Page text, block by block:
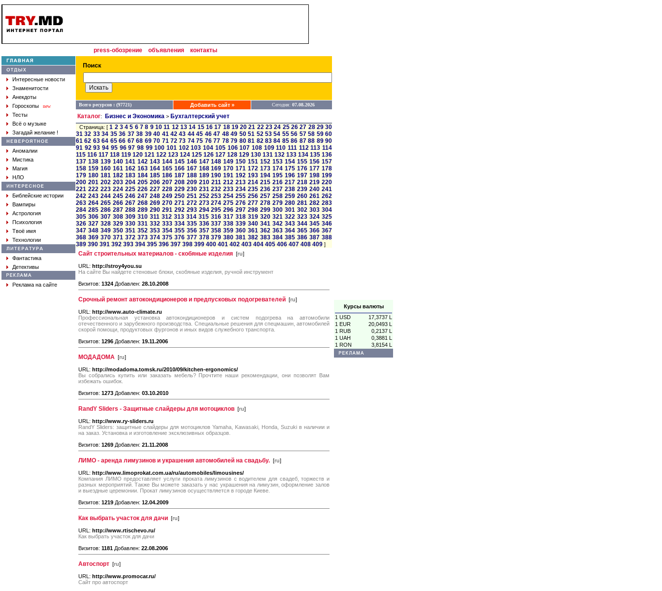
Курсы валюты
1 USD
17,3737 L
1 EUR
20,0493 L
1 RUB
0,2137 L
1 UAH
0,3881 L
1 RON
3,8154 L
press-обозрение объявления контакты
Интересные новости
Знаменитости
Анекдоты
Гороскопы
new
Тесты
Всё о музыке
Загадай желание !
Аномалии
Мистика
Магия
НЛО
Библейские истории
Вампиры
Астрология
Психология
Твоё имя
Технологии
Фантастика
Детективы
Реклама на сайте
Всего ресурсов : (97721) Добавить сайт » Сегодня: 07.08.2026
Каталог: Бизнес и Экономика > Бухгалтерский учет
Страница: [1 2 3 4 5 6 7 8 9 10 11 12 13 14 15 16 17 18 19 20 21 22 23 24 25 26 27 28 29 30
31 32 33 34 35 36 37 38 39 40 41 42 43 44 45 46 47 48 49 50 51 52 53 54 55 56 57 58 59 60
61 62 63 64 65 66 67 68 69 70 71 72 73 74 75 76 77 78 79 80 81 82 83 84 85 86 87 88 89 90
91 92 93 94 95 96 97 98 99 100 101 102 103 104 105 106 107 108 109 110 111 112 113 114
115 116 117 118 119 120 121 122 123 124 125 126 127 128 129 130 131 132 133 134 135 136
137 138 139 140 141 142 143 144 145 146 147 148 149 150 151 152 153 154 155 156 157
158 159 160 161 162 163 164 165 166 167 168 169 170 171 172 173 174 175 176 177 178
179 180 181 182 183 184 185 186 187 188 189 190 191 192 193 194 195 196 197 198 199
200 201 202 203 204 205 206 207 208 209 210 211 212 213 214 215 216 217 218 219 220
221 222 223 224 225 226 227 228 229 230 231 232 233 234 235 236 237 238 239 240 241
242 243 244 245 246 247 248 249 250 251 252 253 254 255 256 257 258 259 260 261 262
263 264 265 266 267 268 269 270 271 272 273 274 275 276 277 278 279 280 281 282 283
284 285 286 287 288 289 290 291 292 293 294 295 296 297 298 299 300 301 302 303 304
305 306 307 308 309 310 311 312 313 314 315 316 317 318 319 320 321 322 323 324 325
326 327 328 329 330 331 332 333 334 335 336 337 338 339 340 341 342 343 344 345 346
347 348 349 350 351 352 353 354 355 356 357 358 359 360 361 362 363 364 365 366 367
368 369 370 371 372 373 374 375 376 377 378 379 380 381 382 383 384 385 386 387 388
389 390 391 392 393 394 395 396 397 398 399 400 401 402 403 404 405 406 407 408 409 ]
Сайт строительных материалов - скобяные изделия [ru]
URL: http://stroy4you.su
На сайте Вы найдете стеновые блоки, скобяные изделия, ручной инструмент
Визитов: 1324 Добавлен: 28.10.2008
Срочный ремонт автокондиционеров и предпусковых подогревателей [ru]
URL: http://www.auto-climate.ru
Профессиональная установка автокондиционеров и систем подогрева на автомобили
отечественного и зарубежного производства. Специальные решения для спецмашин, автомобилей
скорой помощи, продуктовых фургонов и иных видов служебного транспорта.
Визитов: 1296 Добавлен: 19.11.2006
МОДАДОМА [ru]
URL: http://modadoma.tomsk.ru/2010/09/kitchen-ergonomics/
Вы собрались купить или заказать мебель? Прочтите наши рекомендации, они позволят Вам
избежать ошибок.
Визитов: 1273 Добавлен: 03.10.2010
RandY Sliders - Защитные слайдеры для мотоциклов [ru]
URL: http://www.ry-sliders.ru
RandY Sliders: защитные слайдеры для мотоциклов Yamaha, Kawasaki, Honda, Suzuki в наличии и
на заказ. Установка и изготовление эксклюзивных образцов.
Визитов: 1269 Добавлен: 21.11.2008
ЛИМО - аренда лимузинов и украшения автомобилей на свадьбу. [ru]
URL: http://www.limoprokat.com.ua/ru/automobiles/limousines/
Компания ЛИМО предоставляет услуги проката лимузинов с водителем для свадеб, торжеств и
разных мероприятий. Также Вы можете заказать у нас украшения на лимузин, оформление залов
и выездные церемонии. Прокат лимузинов осуществляется в городе Киеве.
Визитов: 1219 Добавлен: 12.04.2009
Как выбрать участок для дачи [ru]
URL: http://www.rtischevo.ru/
Как выбрать участок для дачи
Визитов: 1181 Добавлен: 22.08.2006
Автоспорт [ru]
URL: http://www.promocar.ru/
Сайт про автоспорт